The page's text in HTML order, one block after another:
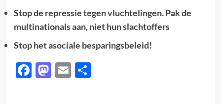
Stop de repressie tegen vluchtelingen. Pak de
multinationals aan, niet hun slachtoffers
Stop het asociale besparingsbeleid!
Facebook
Mastodon
EmailDelen